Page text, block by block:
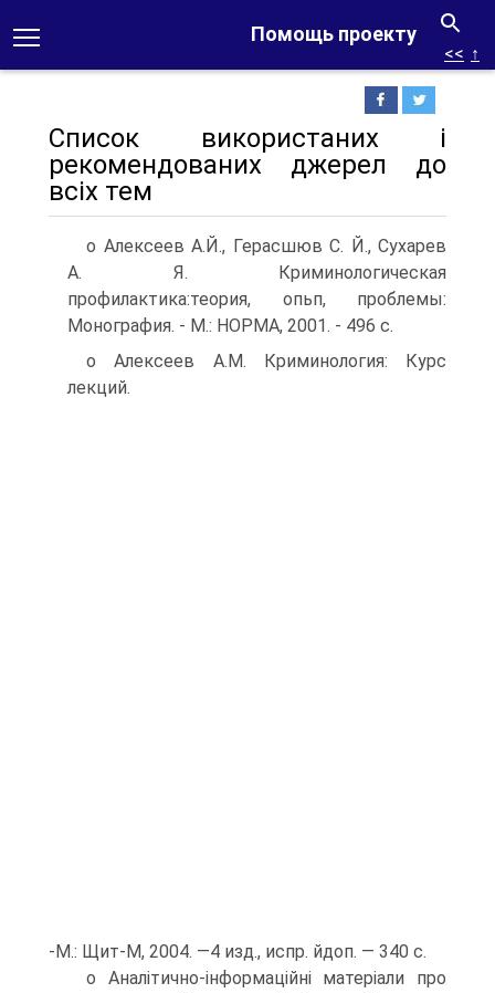
Помощь проекту
<< ↑
Список використаних і
рекомендованих джерел до
всіх тем
о Алексеев А.Й., Герасшюв С. Й., Сухарев
А. Я. Криминологическая
профилактика:теория, опьп, проблемы:
Монография. - М.: НОРМА, 2001. - 496 с.
о Алексеев А.М. Криминология: Курс
лекций.
-М.: Щит-М, 2004. —4 изд., испр. йдоп. — 340 с.
о Аналітично-інформаційні матеріали про